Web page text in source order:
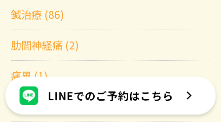
鍼治療 (86)
肋間神経痛 (2)
痛風 (1)
グロインペイン症候群 (1)